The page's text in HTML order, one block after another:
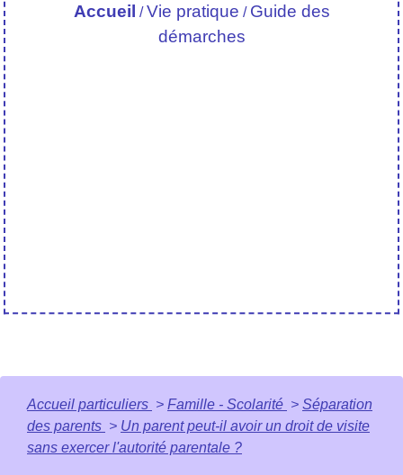
Accueil /Vie pratique / Guide des
démarches
Accueil particuliers > Famille - Scolarité > Séparation
des parents > Un parent peut-il avoir un droit de visite
sans exercer l'autorité parentale ?